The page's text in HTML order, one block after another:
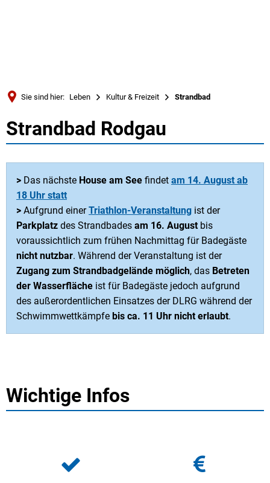
Български
MENÜ
Sie sind hier: Leben Kultur & Freizeit Strandbad
Strandbad
Strandbad Rodgau
> Das nächste House am See findet am 14. August ab
18 Uhr statt
> Aufgrund einerTriathlon-Veranstaltung ist der
Parkplatz des Strandbades am 16. Augustbis
voraussichtlich zum frühen Nachmittag für Badegäste
nicht nutzbar. Während der Veranstaltung ist der
Zugang zum Strandbadgelände möglich, das Betreten
der Wasserfläche ist für Badegäste jedoch aufgrund
des außerordentlichen Einsatzes der DLRG während der
Schwimmwettkämpfe bis ca. 11 Uhr nicht erlaubt.
Wichtige Infos